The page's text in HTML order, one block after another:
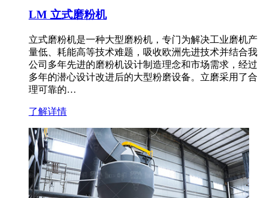
LM 立式磨粉机
立式磨粉机是一种大型磨粉机，专门为解决工业磨机产
量低、耗能高等技术难题，吸收欧洲先进技术并结合我
公司多年先进的磨粉机设计制造理念和市场需求，经过
多年的潜心设计改进后的大型粉磨设备。立磨采用了合
理可靠的…
了解详情